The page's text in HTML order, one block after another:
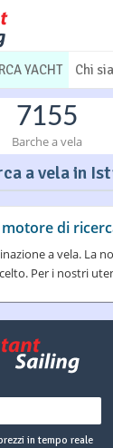
YACHT Chi
7155
Barche a vela
a vela in
di
a vela. La
Per i nostri
in tempo reale